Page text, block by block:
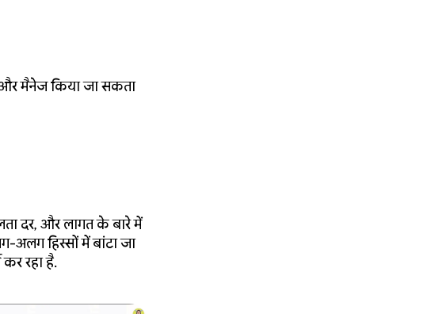
मैनेज किया जा सकता
दर, और लागत के बारे में
अलग हिस्सों में बांटा जा
रहा है.